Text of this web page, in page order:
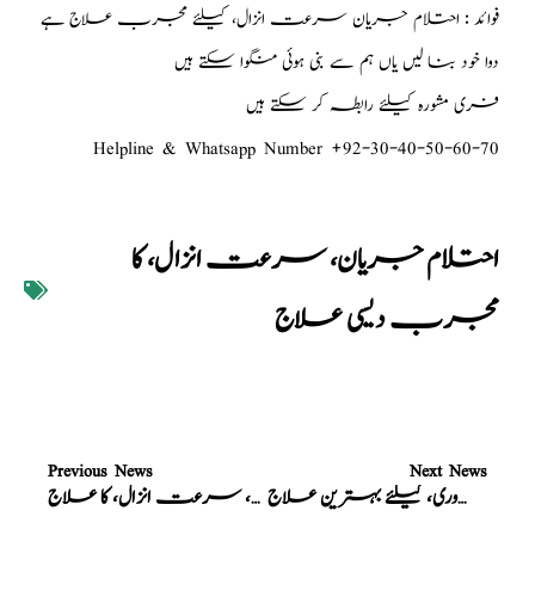
فوائد : احتلام جریان سرعت انزال، کیلئے مجرب علاج ہے
دوا خود بنا لیں یاں ہم سے بنی ہوئی منگوا سکتے ہیں
فری مشورہ کیلئے رابطہ کر سکتے ہیں
Helpline & Whatsapp Number +92-30-40-50-60-70
احتلام جریان، سرعت انزال، کا
مجرب دیسی علاج
Previous News
نسخہ الشفاء : جریان، احتلام، سرعت انزال، کا علاج
Next News
نسخہ الشفاء : مردانہ کمزوری، کیلئے بہترین علاج